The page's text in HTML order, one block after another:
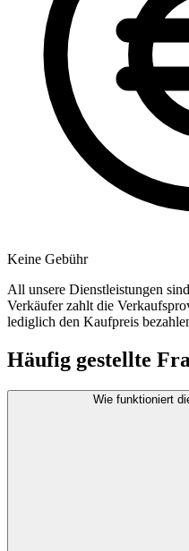
Keine Gebühr
All unsere Dienstleistungen
Verkäufer zahlt die
lediglich den Kaufpreis
Häufig gestellte
Wie funktioniert